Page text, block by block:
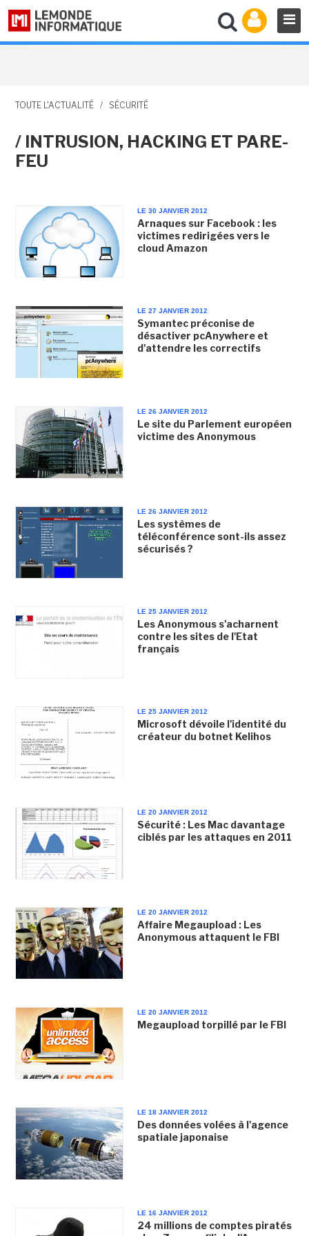
TOUTE L'ACTUALITÉ / SÉCURITÉ
/ INTRUSION, HACKING ET PARE-
FEU
LE 30 JANVIER 2012
Arnaques sur Facebook : les
victimes redirigées vers le
cloud Amazon
LE 27 JANVIER 2012
Symantec préconise de
désactiver pcAnywhere et
d'attendre les correctifs
LE 26 JANVIER 2012
Le site du Parlement européen
victime des Anonymous
LE 26 JANVIER 2012
Les systèmes de
téléconférence sont-ils assez
sécurisés ?
LE 25 JANVIER 2012
Les Anonymous s'acharnent
contre les sites de l'Etat
français
LE 25 JANVIER 2012
Microsoft dévoile l'identité du
créateur du botnet Kelihos
LE 20 JANVIER 2012
Sécurité : Les Mac davantage
ciblés par les attaques en 2011
LE 20 JANVIER 2012
Affaire Megaupload : Les
Anonymous attaquent le FBI
LE 20 JANVIER 2012
Megaupload torpillé par le FBI
LE 18 JANVIER 2012
Des données volées à l'agence
spatiale japonaise
LE 16 JANVIER 2012
24 millions de comptes piratés